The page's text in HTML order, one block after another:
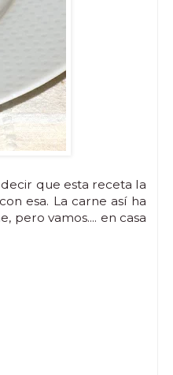
que esta receta la
esa. La carne así ha
pero vamos.... en casa